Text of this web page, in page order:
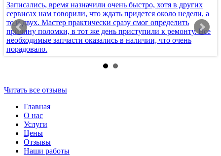
Записались, время назначили очень быстро, хотя в других
сервисах нам говорили, что ждать придется около недели, а
то и двух. Мастер практически сразу смог определить
причину поломки, в тот же день приступили к ремонту. Все
необходимые запчасти оказались в наличии, что очень
порадовало.
Читать все отзывы
Главная
О нас
Услуги
Цены
Отзывы
Наши работы